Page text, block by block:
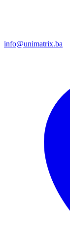
info@unimatrix.ba